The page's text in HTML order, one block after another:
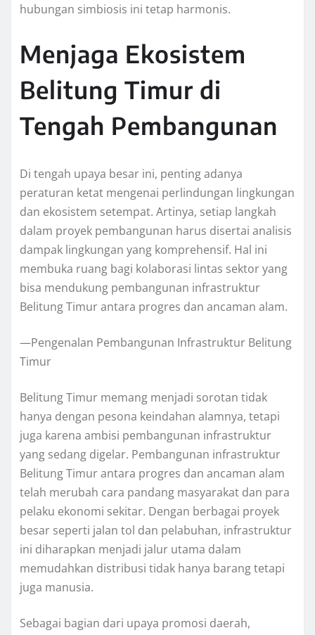
hubungan simbiosis ini tetap harmonis.
Menjaga Ekosistem
Belitung Timur di
Tengah Pembangunan
Di tengah upaya besar ini, penting adanya
peraturan ketat mengenai perlindungan lingkungan
dan ekosistem setempat. Artinya, setiap langkah
dalam proyek pembangunan harus disertai analisis
dampak lingkungan yang komprehensif. Hal ini
membuka ruang bagi kolaborasi lintas sektor yang
bisa mendukung pembangunan infrastruktur
Belitung Timur antara progres dan ancaman alam.
—Pengenalan Pembangunan Infrastruktur Belitung
Timur
Belitung Timur memang menjadi sorotan tidak
hanya dengan pesona keindahan alamnya, tetapi
juga karena ambisi pembangunan infrastruktur
yang sedang digelar. Pembangunan infrastruktur
Belitung Timur antara progres dan ancaman alam
telah merubah cara pandang masyarakat dan para
pelaku ekonomi sekitar. Dengan berbagai proyek
besar seperti jalan tol dan pelabuhan, infrastruktur
ini diharapkan menjadi jalur utama dalam
memudahkan distribusi tidak hanya barang tetapi
juga manusia.
Sebagai bagian dari upaya promosi daerah,